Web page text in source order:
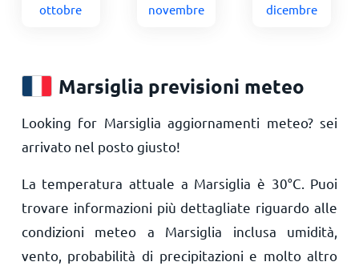
ottobre novembre dicembre
Marsiglia previsioni meteo
Looking for Marsiglia aggiornamenti meteo? sei
arrivato nel posto giusto!
La temperatura attuale a Marsiglia è 30°C . Puoi
trovare informazioni più dettagliate riguardo alle
condizioni meteo a Marsiglia inclusa umidità,
vento, probabilità di precipitazioni e molto altro